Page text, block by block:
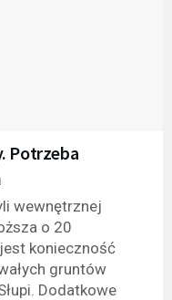
Potrzeba
wewnętrznej
o 20
konieczność
gruntów
Dodatkowe